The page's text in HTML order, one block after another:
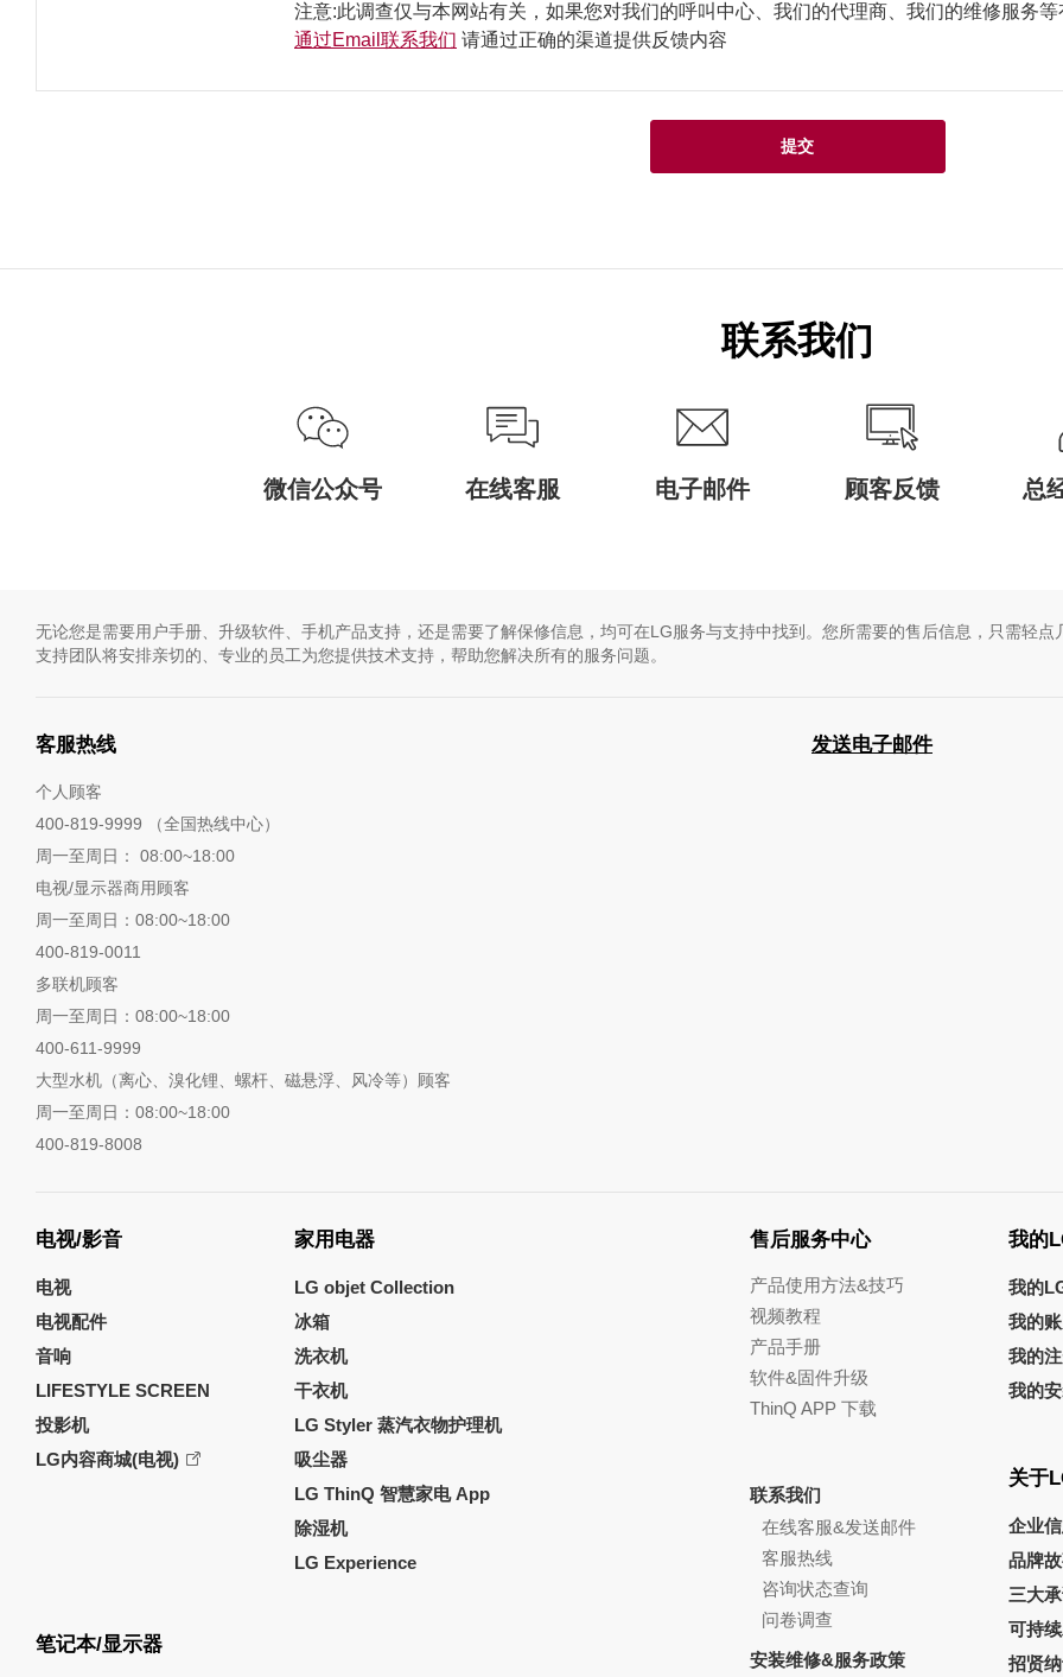
注意:此调查仅与本网站有关，如果您对我们的呼叫中心、我们的代理商、我们的维修服务
通过Email联系我们 请通过正确的渠道提供反馈内容
提交
联系我们
微信公众号 在线客服 电子邮件 顾客反馈 总
无论您是需要用户手册、升级软件、手机产品支持，还是需要了解保修信息，均可在LG服务与支持中找到。您所需要的售后信息，只需轻
支持团队将安排亲切的、专业的员工为您提供技术支持，帮助您解决所有的服务问题。
客服热线
个人顾客
400-819-9999 （全国热线中心）
周一至周日： 08:00~18:00
电视/显示器商用顾客
周一至周日：08:00~18:00
400-819-0011
多联机顾客
周一至周日：08:00~18:00
400-611-9999
大型水机（离心、溴化锂、螺杆、磁悬浮、风冷等）顾客
周一至周日：08:00~18:00
400-819-8008
发送电子邮件
电视/影音
电视
电视配件
音响
LIFESTYLE SCREEN
投影机
LG内容商城(电视)
家用电器
LG objet Collection
冰箱
洗衣机
干衣机
LG Styler 蒸汽衣物护理机
吸尘器
LG ThinQ 智慧家电 App
除湿机
LG Experience
笔记本/显示器
售后服务中心
产品使用方法&技巧
视频教程
产品手册
软件&固件升级
ThinQ APP 下载
联系我们
在线客服&发送邮件
客服热线
咨询状态查询
问卷调查
安装维修&服务政策
我的
我的
我的
我的
我的
关于
企业
品牌
三大
可持
招贤